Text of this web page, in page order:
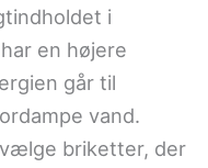
i
en højere
går til
vand.
briketter, der